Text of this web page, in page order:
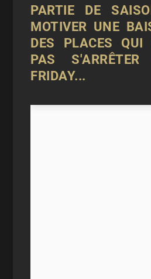
PARTIE DE
MOTIVER UNE
DES PLACES QUI
PAS
FRIDAY...